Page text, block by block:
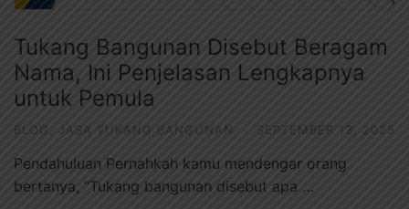
Tukang Bangunan Disebut Beragam
Nama, Ini Penjelasan Lengkapnya
untuk Pemula
BLOG JASA TUKANG BANGUNAN · SEPTEMBER 13, 2025
Pendahuluan Pernahkah kamu mendengar orang
bertanya, “Tukang bangunan disebut apa …